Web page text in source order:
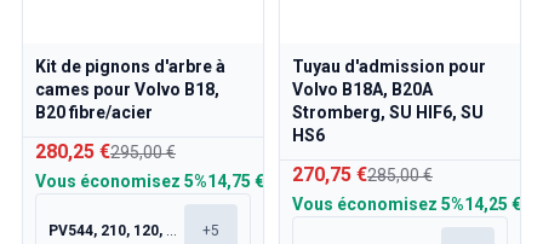
Kit de pignons d'arbre à
cames pour Volvo B18,
B20 fibre/acier
280,25 €295,00 €
Vous économisez 5%14,75 €
PV544, 210, 120, 130 +5
Tuyau d'admission pour
Volvo B18A, B20A
Stromberg, SU HIF6, SU
HS6
270,75 €285,00 €
Vous économisez 5%14,25 €